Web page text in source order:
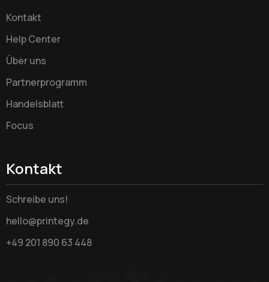
Kontakt
Help Center
Über uns
Partnerprogramm
Handelsblatt
Focus
Kontakt
Schreibe uns!
hello@printegy.de
+49 201 890 63 448